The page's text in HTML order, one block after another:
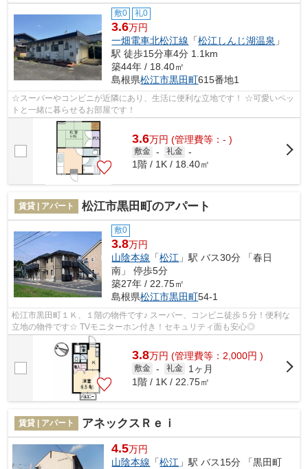
敷0 礼0
3.6万円
一畑電車北松江線 「松江しんじ湖温泉 」
駅 徒歩15分車4分 1.1km
築44年 / 18.40㎡
島根県松江市黒田町615番地1
☆スーパーやコンビニが近隣にあり、生活に便利な立地です！ ☆可愛いペッ
トと一緒に暮らせるお部屋です！
3.6万円 (管理費等：- )
敷金 - 礼金 -
1階 / 1K / 18.40㎡
賃貸 | アパート 松江市黒田町のアパート
敷0
3.8万円
山陰本線 「松江 」駅 バス30分 「春日
南」 停歩5分
築27年 / 22.75㎡
島根県松江市黒田町54-1
松江市黒田町１Ｋ、１階の物件です♪ スーパー、コンビニ徒歩５分！便利な
立地の物件です☆ TVモニターホン付き！セキュリティ面も安心◎
3.8万円 (管理費等：2,000円 )
敷金 - 礼金
1ヶ月
1階 / 1K / 22.75㎡
賃貸 | アパート アネックスＲｅｉ
4.5万円
山陰本線 「松江 」駅 バス15分 「黒田町